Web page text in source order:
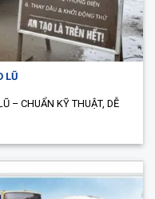
LŨ
– CHUẨN KỸ THUẬT, DỄ